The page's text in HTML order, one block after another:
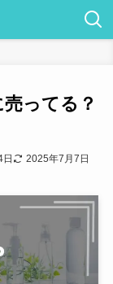
ってる？
2025年7月7日